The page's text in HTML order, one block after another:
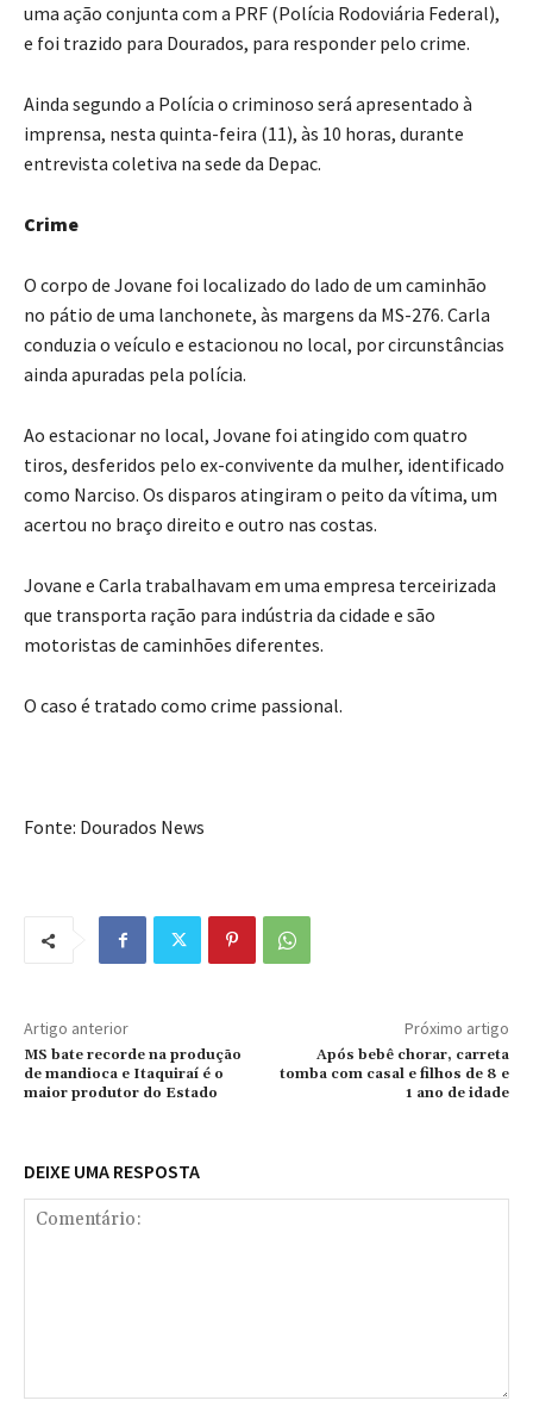
uma ação conjunta com a PRF (Polícia Rodoviária Federal),
e foi trazido para Dourados, para responder pelo crime.
Ainda segundo a Polícia o criminoso será apresentado à
imprensa, nesta quinta-feira (11), às 10 horas, durante
entrevista coletiva na sede da Depac.
Crime
O corpo de Jovane foi localizado do lado de um caminhão
no pátio de uma lanchonete, às margens da MS-276. Carla
conduzia o veículo e estacionou no local, por circunstâncias
ainda apuradas pela polícia.
Ao estacionar no local, Jovane foi atingido com quatro
tiros, desferidos pelo ex-convivente da mulher, identificado
como Narciso. Os disparos atingiram o peito da vítima, um
acertou no braço direito e outro nas costas.
Jovane e Carla trabalhavam em uma empresa terceirizada
que transporta ração para indústria da cidade e são
motoristas de caminhões diferentes.
O caso é tratado como crime passional.
Fonte: Dourados News
Artigo anterior
MS bate recorde na produção
de mandioca e Itaquiraí é o
maior produtor do Estado
Próximo artigo
Após bebê chorar, carreta
tomba com casal e filhos de 8 e
1 ano de idade
DEIXE UMA RESPOSTA